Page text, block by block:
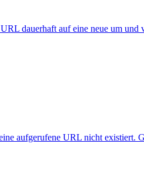
dauerhaft auf eine neue um
aufgerufene URL nicht existiert.